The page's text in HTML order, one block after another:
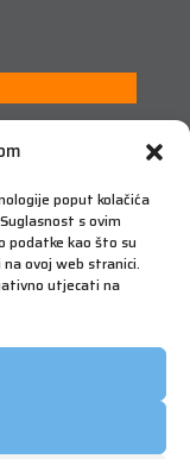
poput kolačića
s ovim
podatke kao što su
ovoj web stranici.
utjecati na